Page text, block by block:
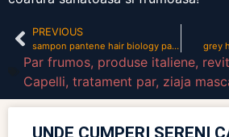
PREVIOUS
sampon pantene hair biology pareri grey
Par frumos, produse italiene,
Capelli, tratament par, ziaja
UNDE CUMPERI SERENI